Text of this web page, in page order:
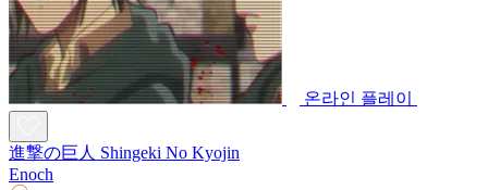
온라인 플레이
進撃の巨人 Shingeki No Kyojin
Enoch